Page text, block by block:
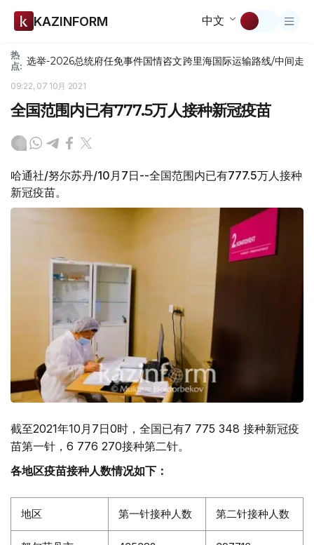
KAZINFORM 中文
热
点: 选举-2026总统府任免事件国情咨文跨里海国际运输路线/中间走廊
09:22, 07 10月 2021
全国范围内已有777.5万人接种新冠疫苗
哈通社/努尔苏丹/10月7日--全国范围内已有777.5万人接种
新冠疫苗。
截至2021年10月7日0时，全国已有7 775 348 接种新冠疫
苗第一针，6 776 270接种第二针。
各地区疫苗接种人数情况如下：
地区 第一针接种人数 第二针接种人数